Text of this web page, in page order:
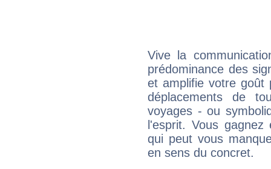
Vive la
prédominance des
et amplifie votre goût
déplacements de
voyages - ou
l'esprit. Vous
qui peut vous
en sens du concret.